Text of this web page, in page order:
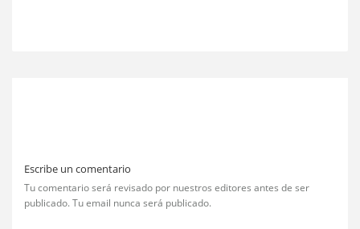
Escribe un comentario
Tu comentario será revisado por nuestros editores antes de ser
publicado. Tu email nunca será publicado.